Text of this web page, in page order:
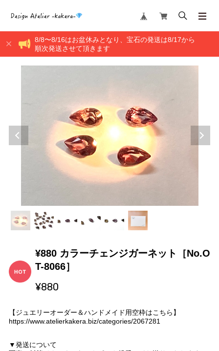
8/8〜8/16はお盆休みとなり、宝石の発送は8/17から
順次発送させて頂きます
¥880 カラーチェンジガーネット［No.O
T-8066］
¥880
【ジュエリーオーダー＆ハンドメイド用空枠はこちら】
https://www.atelierkakera.biz/categories/2067281
▼発送について